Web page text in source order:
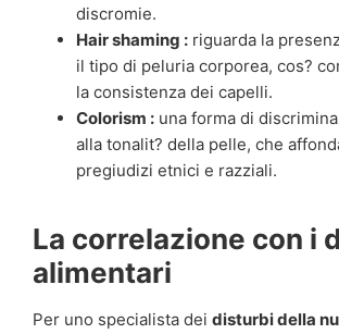
discromie.
Hair shaming : riguarda la
il tipo di peluria corporea, cos?
la consistenza dei capelli.
Colorism : una forma di
alla tonalit? della pelle, che
pregiudizi etnici e razziali.
La correlazione con i
alimentari
Per uno specialista dei disturbi della